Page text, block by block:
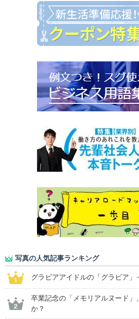
写真の人気記事ランキング
グラビアアイドルの「グラビア」
卒業記念の「メモリアルヌード」
か？